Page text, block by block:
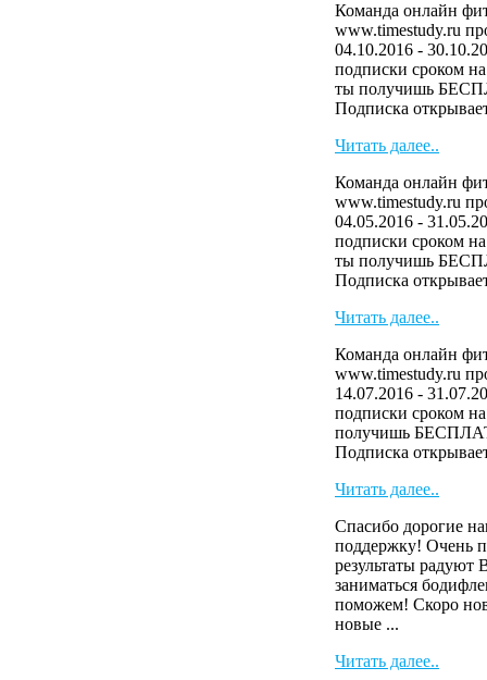
Команда онлайн
www.timestudy.ru
04.10.2016 -
подписки сроком
ты получишь
Подписка
Читать далее..
Команда онлайн
www.timestudy.ru
04.05.2016 -
подписки сроком
ты получишь
Подписка
Читать далее..
Команда онлайн
www.timestudy.ru
14.07.2016 -
подписки сроком
получишь
Подписка
Читать далее..
Спасибо дорогие
поддержку! Очень
результаты радуют
заниматься
поможем! Скоро
новые ...
Читать далее..